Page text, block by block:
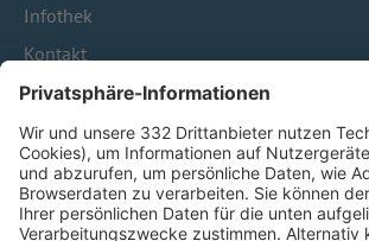
Infothek
Kontakt
HÄUFIG BESUCHTE SEITEN
Pässe und Vereinswechsel
Trainerausbildung